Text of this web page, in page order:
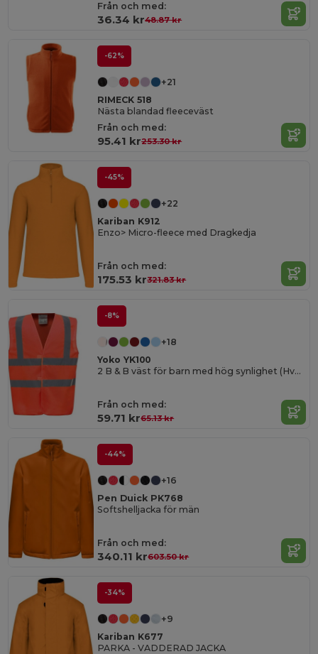
Från och med:
36.34 kr48.87 kr
-62%
+21
RIMECK 518
Nästa blandad fleeceväst
Från och med:
95.41 kr253.30 kr
-45%
+22
Kariban K912
Enzo> Micro-fleece med Dragkedja
Från och med:
175.53 kr321.83 kr
-8%
+18
Yoko YK100
2 B & B väst för barn med hög synlighet (Hvw100Ch)
Från och med:
59.71 kr65.13 kr
-44%
+16
Pen Duick PK768
Softshelljacka för män
Från och med:
340.11 kr603.50 kr
-34%
+9
Kariban K677
PARKA - VADDERAD JACKA